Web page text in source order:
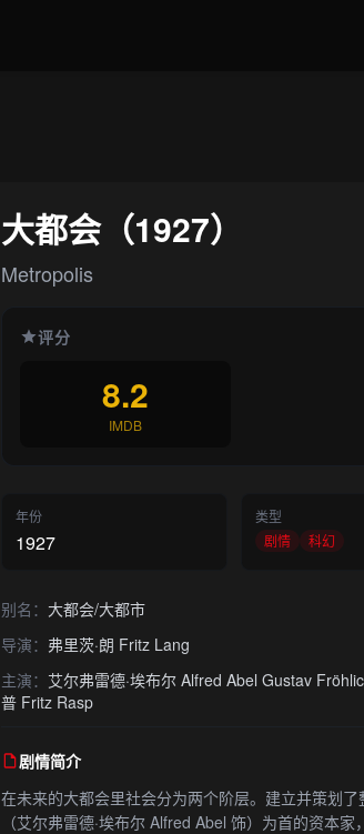
大都会（1927）
Metropolis
评分
8.2
IMDB
年份
1927
类型
剧情
科幻
别名：大都会/大都市
导演： 弗里茨·朗 Fritz Lang
主演： 艾尔弗雷德·埃布尔 Alfred Abel Gustav
普 Fritz Rasp
剧情简介
在未来的大都会里社会分为两个阶层。建立并策划
（艾尔弗雷德·埃布尔 Alfred Abel 饰）为首的资本